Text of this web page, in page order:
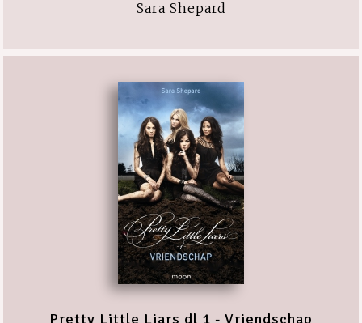
Sara Shepard
Pretty Little Liars dl 1 - Vriendschap